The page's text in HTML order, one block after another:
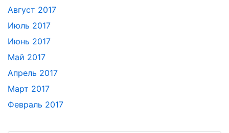
Август 2017
Июль 2017
Июнь 2017
Май 2017
Апрель 2017
Март 2017
Февраль 2017